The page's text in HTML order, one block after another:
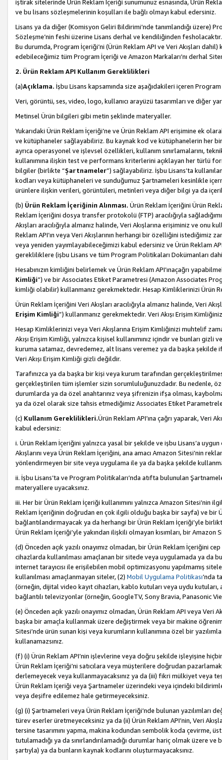
iştirak sitelerinde Ürün Reklam İçeriği sunumunuz esnasında, Ürün
ve bu lisans sözleşmelerinin koşulları ile bağlı olmayı kabul edersiniz.
Lisans ya da diğer (Komisyon Geliri Bildirimi’nde tanımlandığı üzere)
Sözleşme’nin feshi üzerine Lisans derhal ve kendiliğinden
Bu durumda, Program İçeriği’ni (Ürün Reklam API ve Veri Akışları
edebileceğimiz tüm Program İçeriği ve Amazon Markaları’nı derhal
2. Ürün Reklam API Kullanım Gereklilikleri
(a)Açıklama. İşbu Lisans kapsamında size aşağıdakileri içeren
Veri, görüntü, ses, video, logo, kullanıcı arayüzü tasarımları ve diğer
Metinsel Ürün bilgileri gibi metin şeklinde materyaller.
Yukarıdaki Ürün Reklam İçeriği’ne ve Ürün Reklam API erişimine ek
ve kütüphaneler sağlayabiliriz. Bu kaynak kod ve kütüphanelerin her
ayrıca operasyonel ve işlevsel özellikleri, kullanım sınırlamalarını,
kullanımına ilişkin test ve performans kriterlerini açıklayan her türlü
bilgiler (birlikte “Şartnameler”) sağlayabiliriz. İşbu Lisans’ta
kodları veya kütüphaneleri ve sunduğumuz Şartnameleri kesinlikle
ürünlere ilişkin verileri, görüntüleri, metinleri veya diğer bilgi ya da
(b) Ürün Reklam İçeriğinin Alınması. Ürün Reklam İçeriğini Ürün
Reklam İçeriğini dosya transfer protokolü (FTP) aracılığıyla
Akışları aracılığıyla almanız halinde, Veri Akışlarına erişiminiz ve onu
Reklam API’ın veya Veri Akışlarının herhangi bir özelliğini
veya yeniden yayımlayabileceğimizi kabul edersiniz ve Ürün Reklam
gerekliliklere (işbu Lisans ve tüm Program Politikaları Dokümanları
Hesabınızın kimliğini belirlemek ve Ürün Reklam API’ınaçağrı
Kimliği”) ve bir Associates Etiket Parametresi (Amazon Associates
kimliği olabilir) kullanmanız gerekmektedir. Hesap Kimliklerinizi Ürün
Ürün Reklam İçeriğini Veri Akışları aracılığıyla almanız halinde, Veri
Erişim Kimliği”) kullanmanız gerekmektedir. Veri Akışı Erişim
Hesap Kimliklerinizi veya Veri Akışlarına Erişim Kimliğinizi muhtelif
Akışı Erişim Kimliği, yalnızca kişisel kullanımınız içindir ve bunları
kuruma satamaz, devredemez, alt lisans veremez ya da başka şekilde
Veri Akışı Erişim Kimliği gizli değildir.
Tarafınızca ya da başka bir kişi veya kurum tarafından
gerçekleştirilen tüm işlemler sizin sorumluluğunuzdadır. Bu nedenle,
durumlarda ya da özel anahtarınız veya şifrenizin ifşa olması,
ya da özel olarak size tahsis etmediğimiz Associates Etiket
(c) Kullanım Gereklilikleri.Ürün Reklam API’ına çağrı yaparak, Veri
kabul edersiniz:
i. Ürün Reklam İçeriğini yalnızca yasal bir şekilde ve işbu Lisans’a uygun
Akışlarını veya Ürün Reklam İçeriğini, ana amacı Amazon Sitesi’nin
yönlendirmeyen bir site veya uygulama ile ya da başka şekilde
ii. İşbu Lisans’ta ve Program Politikaları’nda atıfta bulunulan
materyallere uyacaksınız.
iii. Her bir Ürün Reklam İçeriği kullanımını yalnızca Amazon
Reklam İçeriğinin doğrudan en çok ilgili olduğu başka bir sayfa) ve bir
bağlantılandırmayacak ya da herhangi bir Ürün Reklam İçeriği’yle
Ürün Reklam İçeriği’yle yakından ilişkili olmayan kısımları, bir Amazon
(d) Önceden açık yazılı onayımız olmadan, bir Ürün Reklam İçeriğini
cihazlarda kullanılması amaçlanan bir sitede veya uygulamada ya da
internet tarayıcısı ile erişilebilen mobil optimizasyonu yapılmamış
kullanılması amaçlanmayan siteler, (2) Mobil Uygulama Politikası’nda
(örneğin, dijital video kayıt cihazları, kablo kutuları veya uydu kutuları,
bağlantılı televizyonlar (örneğin, GoogleTV, Sony Bravia, Panasonic
(e) Önceden açık yazılı onayımız olmadan, Ürün Reklam API veya
başka bir amaçla kullanmak üzere değiştirmek veya bir makine
Sitesi’nde ürün sunan kişi veya kurumların kullanımına özel bir
kullanamazsınız.
(f) (i) Ürün Reklam API’nin işlevlerine veya doğru şekilde işleyişine
Ürün Reklam İçeriği’ni satıcılara veya müşterilere doğrudan
derlemeyecek veya kullanmayacaksınız ya da (iii) fikri mülkiyet veya
Ürün Reklam İçeriği veya Şartnameler üzerindeki veya içindeki
veya deşifre edilemez hale getirmeyeceksiniz.
(g) (i) Şartnameleri veya Ürün Reklam İçeriği’nde bulunan
türev eserler üretmeyeceksiniz ya da (ii) Ürün Reklam API’nin, Veri
tersine tasarımını yapma, makina kodundan sembolik koda çevirme,
tutulamadığı ya da sınırlandırılamadığı durumlar hariç olmak üzere
şartıyla) ya da bunların kaynak kodlarını oluşturmayacaksınız.